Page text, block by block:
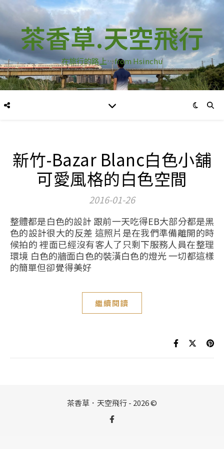
茶香草.天空飛行
在旅行的路上…from Hsinchu
新竹-Bazar Blanc白色小舖
可愛風格的白色空間
2016-01-26
整體都是白色的設計 跟前一天吃得EB大部分都是黑
色的設計很大的反差 這照片是在我們準備離開的時
候拍的 裡面已經沒有客人了只剩下服務人員在整理
環境 白色的牆面白色的裝潢白色的燈光 一切都這樣
的簡單但卻覺得美好
繼續閱讀
茶香草．天空飛行 - 2026 ©